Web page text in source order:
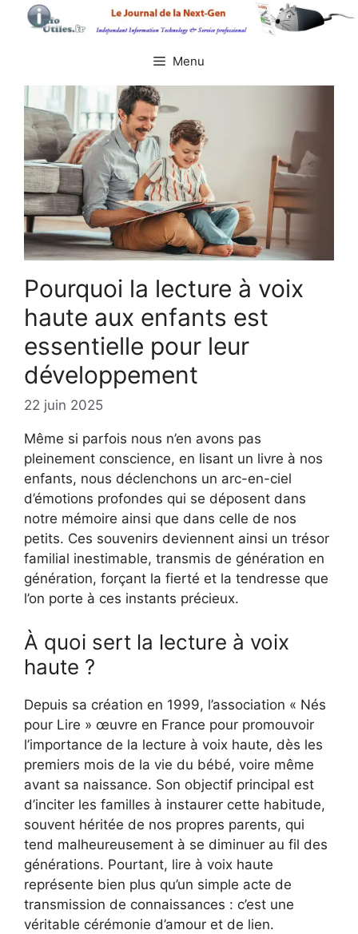
Aller
Menu
Pourquoi la lecture à voix
haute aux enfants est
essentielle pour leur
développement
22 juin 2025
Même si parfois nous n’en avons pas
pleinement conscience, en lisant un livre à nos
enfants, nous déclenchons un arc-en-ciel
d’émotions profondes qui se déposent dans
notre mémoire ainsi que dans celle de nos
petits. Ces souvenirs deviennent ainsi un trésor
familial inestimable, transmis de génération en
génération, forçant la fierté et la tendresse que
l’on porte à ces instants précieux.
À quoi sert la lecture à voix
haute ?
Depuis sa création en 1999, l’association « Nés
pour Lire » œuvre en France pour promouvoir
l’importance de la lecture à voix haute, dès les
premiers mois de la vie du bébé, voire même
avant sa naissance. Son objectif principal est
d’inciter les familles à instaurer cette habitude,
souvent héritée de nos propres parents, qui
tend malheureusement à se diminuer au fil des
générations. Pourtant, lire à voix haute
représente bien plus qu’un simple acte de
transmission de connaissances : c’est une
véritable cérémonie d’amour et de lien.